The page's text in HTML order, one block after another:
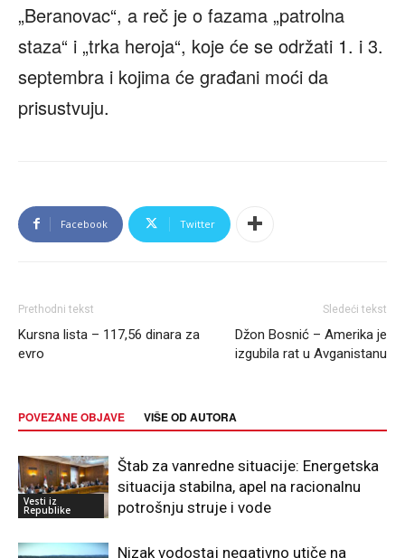
„Beranovac“, a reč je o fazama „patrolna
staza“ i „trka heroja“, koje će se održati 1. i 3.
septembra i kojima će građani moći da
prisustvuju.
Facebook Twitter
Prethodni tekst
Kursna lista – 117,56 dinara za
evro
Sledeći tekst
Džon Bosnić – Amerika je
izgubila rat u Avganistanu
POVEZANE OBJAVE VIŠE OD AUTORA
Vesti iz
Republike
Štab za vanredne situacije: Energetska
situacija stabilna, apel na racionalnu
potrošnju struje i vode
Nizak vodostaj negativno utiče na